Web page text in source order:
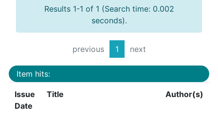
Results 1-1 of 1 (Search time: 0.002
seconds).
previous 1 next
Item hits:
Issue
Date
Title Author(s)